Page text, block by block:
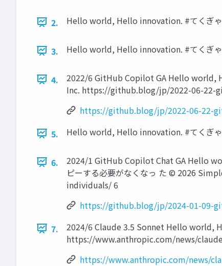
2. Hello world, Hello innovation. #てくぎ
3. Hello world, Hello innovation. #てくぎ
4.
2022/6 GitHub Copilot GA Hello world,
Inc. https://github.blog/jp/2022-06-22-
https://github.blog/jp/2022-06-22-
5.
Hello world, Hello innovation. #てくぎ
6.
2024/1 GitHub Copilot Chat GA Hello
ピーする必要がなくなっ た ©️ 2026
individuals/ 6
https://github.blog/jp/2024-01-09-
7.
2024/6 Claude 3.5 Sonnet Hello world,
https://www.anthropic.com/news/
https://www.anthropic.com/news/